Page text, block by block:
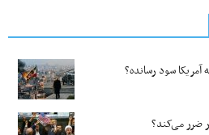
سود رسانده؟
ضرر می‌کند؟